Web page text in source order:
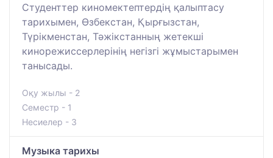
Студенттер киномектептердің қалыптасу
тарихымен, Өзбекстан, Қырғызстан,
Түрікменстан, Тәжікстанның жетекші
кинорежиссерлерінің негізгі жұмыстарымен
танысады.
Оқу жылы - 2
Семестр - 1
Несиелер - 3
Музыка тарихы